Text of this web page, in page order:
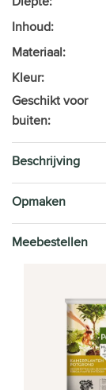
Inhoud:
Materiaal:
Kleur:
Geschikt voor
buiten:
Beschrijving
Opmaken
Meebestellen